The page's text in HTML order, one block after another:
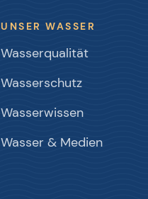
UNSER WASSER
Wasserqualität
Wasserschutz
Wasserwissen
Wasser & Medien